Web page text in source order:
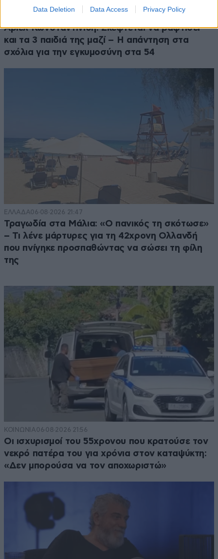
Data Deletion Data Access Privacy Policy
Άριελ Κωνσταντινίδη: Σκέφτεται να βαφτίσει
και τα 3 παιδιά της μαζί – Η απάντηση στα
σχόλια για την εγκυμοσύνη στα 54
ΕΛΛΑΔΑ06·08·2026 21:47
Τραγωδία στα Μάλια: «Ο πανικός τη σκότωσε»
– Τι λένε μάρτυρες για τη 42χρονη Ολλανδή
που πνίγηκε προσπαθώντας να σώσει τη φίλη
της
ΚΟΙΝΩΝΙΑ06·08·2026 21:56
Οι ισχυρισμοί του 55χρονου που κρατούσε τον
νεκρό πατέρα του για χρόνια στον καταψύκτη:
«Δεν μπορούσα να τον αποχωριστώ»